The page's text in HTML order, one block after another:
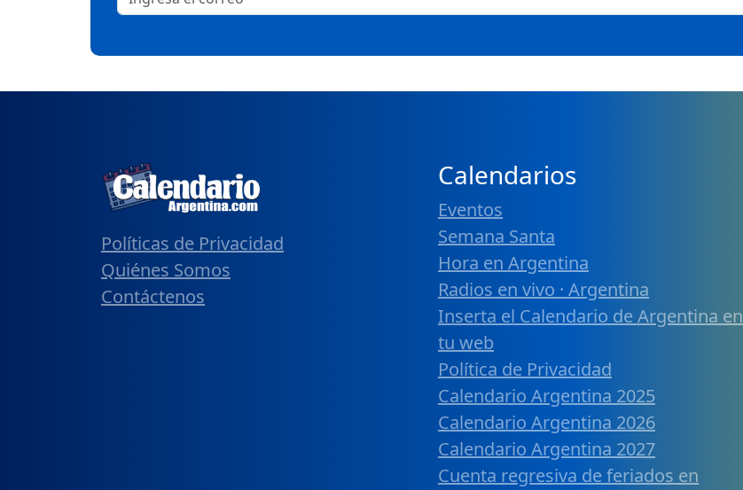
Políticas de Privacidad
Quiénes Somos
Contáctenos
Calendarios
Eventos
Semana Santa
Hora en Argentina
Radios en vivo · Argentina
Inserta el Calendario de Argentina en
tu web
Política de Privacidad
Calendario Argentina 2025
Calendario Argentina 2026
Calendario Argentina 2027
Cuenta regresiva de feriados en